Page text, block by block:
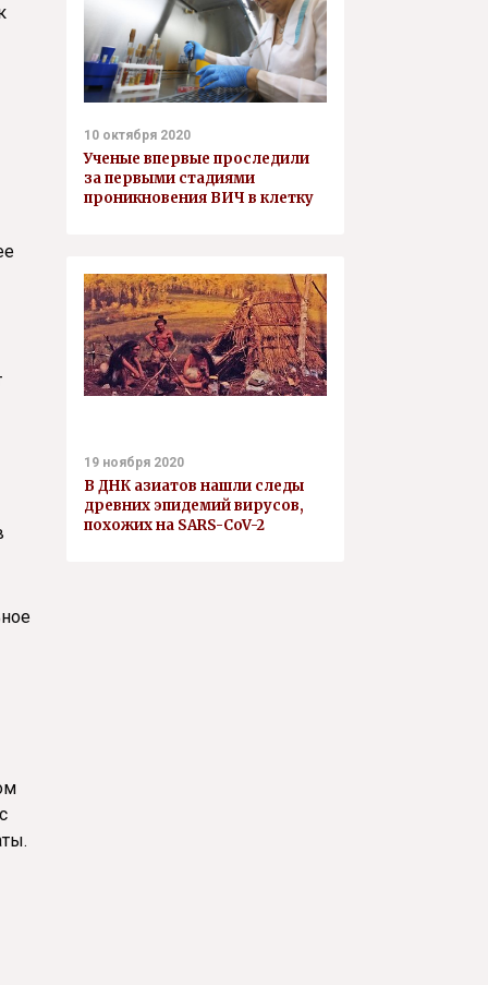
10 октября 2020
Ученые впервые проследили
за первыми стадиями
проникновения ВИЧ в клетку
19 ноября 2020
В ДНК азиатов нашли следы
древних эпидемий вирусов,
похожих на SARS-CoV-2